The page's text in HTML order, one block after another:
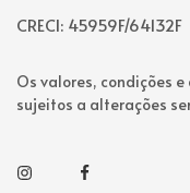
CRECI: 45959F/64132F
Os valores, condições
sujeitos a alterações
InstagramFacebook